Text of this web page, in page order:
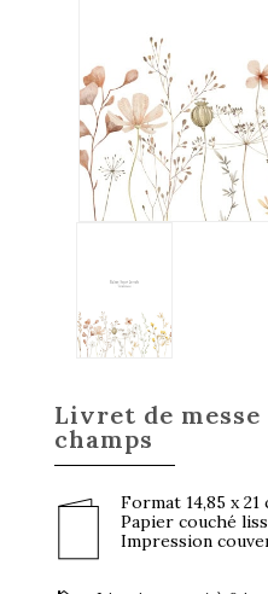
Livret de messe
champs
Format 14,85 x 21
Papier couché
Impression